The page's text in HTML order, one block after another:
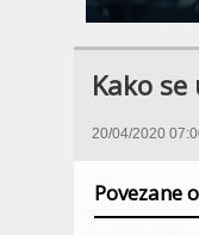
Kako
20/04/2020
Povezane